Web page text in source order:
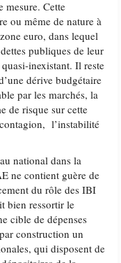
mesure. Cette
ou même de nature à
euro, dans lequel
publiques de leur
inexistant. Il reste
dérive budgétaire
par les marchés, la
de risque sur cette
l’instabilité
national dans la
ne contient guère de
du rôle des IBI
bien ressortir le
cible de dépenses
construction un
qui disposent de